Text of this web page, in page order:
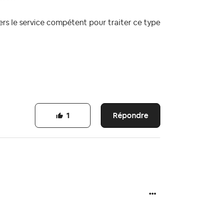
le service compétent pour traiter ce type
Répondre
1